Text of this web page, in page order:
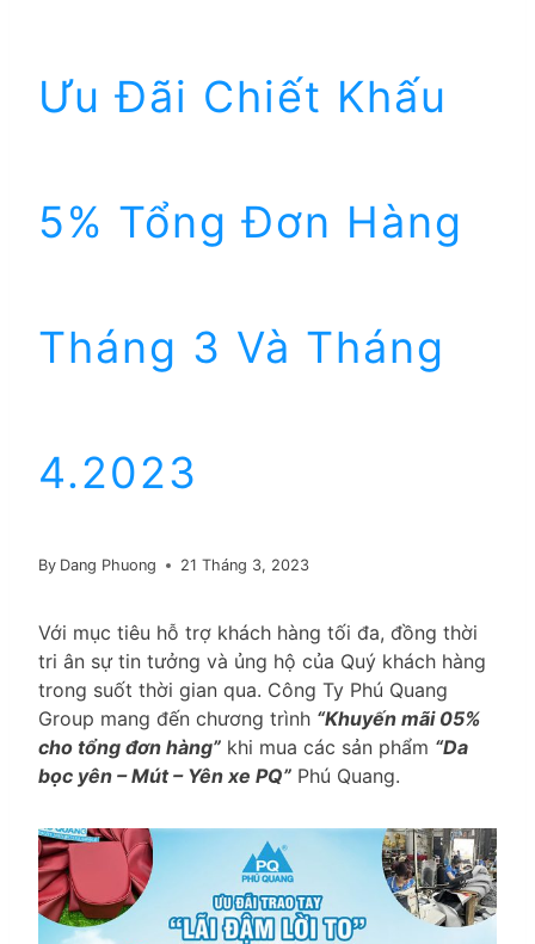
Ưu Đãi Chiết Khấu
5% Tổng Đơn Hàng
Tháng 3 Và Tháng
4.2023
By Dang Phuong 21 Tháng 3, 2023
Với mục tiêu hỗ trợ khách hàng tối đa, đồng thời
tri ân sự tin tưởng và ủng hộ của Quý khách hàng
trong suốt thời gian qua. Công Ty Phú Quang
Group mang đến chương trình “Khuyến mãi 05%
cho tổng đơn hàng” khi mua các sản phẩm “Da
bọc yên – Mút – Yên xe PQ” Phú Quang.